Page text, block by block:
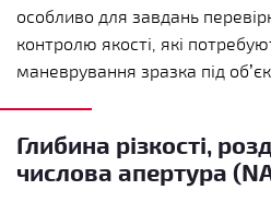
особливо для завдань
контролю якості, які
маневрування зразка під
Глибина різкості,
числова апертура